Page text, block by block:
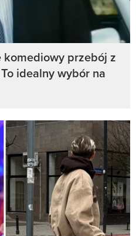
komediowy przebój z
idealny wybór na